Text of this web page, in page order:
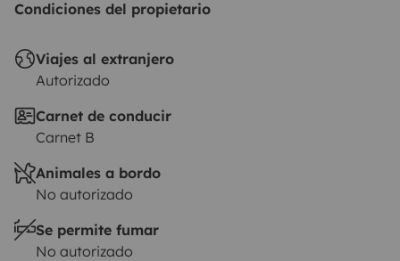
Condiciones del propietario
Viajes al extranjero
Autorizado
Carnet de conducir
Carnet B
Animales a bordo
No autorizado
Se permite fumar
No autorizado